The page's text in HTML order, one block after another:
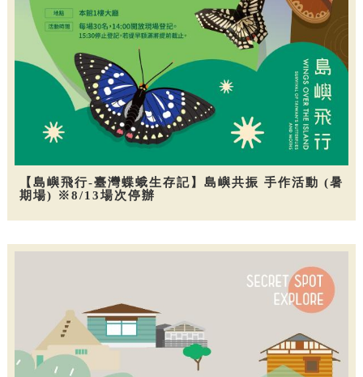
【島嶼飛行-臺灣蝶蛾生存記】島嶼共振 手作活動 (暑
期場) ※8/13場次停辦